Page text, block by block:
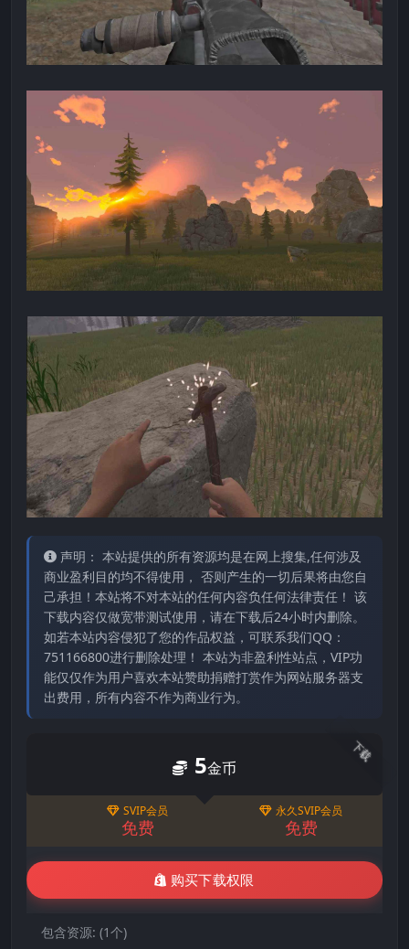
声明： 本站提供的所有资源均是在网上搜集,任何涉及
商业盈利目的均不得使用， 否则产生的一切后果将由您自
己承担！本站将不对本站的任何内容负任何法律责任！ 该
下载内容仅做宽带测试使用，请在下载后24小时内删除。
如若本站内容侵犯了您的作品权益，可联系我们QQ：
751166800进行删除处理！ 本站为非盈利性站点，VIP功
能仅仅作为用户喜欢本站赞助捐赠打赏作为网站服务器支
出费用，所有内容不作为商业行为。
下载
5金币
SVIP会员
免费
永久SVIP会员
免费
购买下载权限
包含资源: (1个)